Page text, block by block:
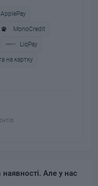
ApplePay
MonoCredit
LiqPay
на картку
Але у нас